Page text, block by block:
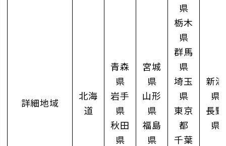
詳細地域
北海
道
青森
県
岩手
県
秋田
県
宮城
県
山形
県
福島
県
県
栃木
県
群馬
県
埼玉
県
東京
都
千葉
新潟
県
長野
県